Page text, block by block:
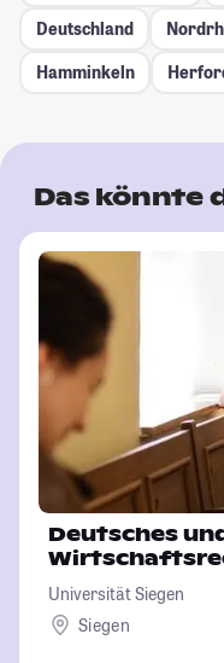
Deutschland
Hamminkeln
Das könnte
Deutsches
Universität Siegen
Siegen